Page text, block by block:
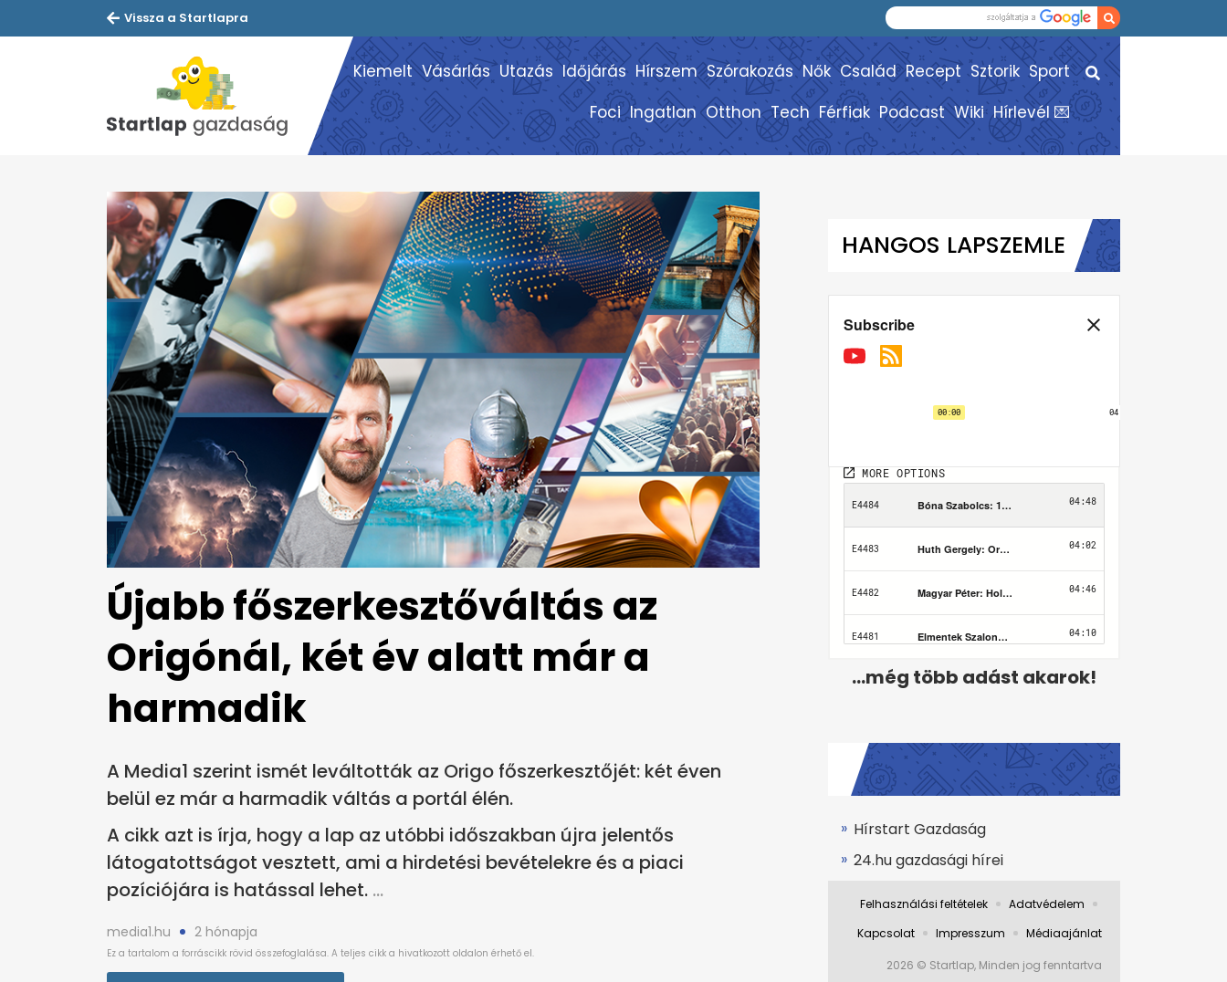
Vissza a Startlapra
Kiemelt Vásárlás Utazás Időjárás Hírszem Szórakozás Nők Család Recept Sztorik Sport
Foci Ingatlan Otthon Tech Férfiak Podcast Wiki Hírlevél 💌
Újabb főszerkesztőváltás az
Origónál, két év alatt már a
harmadik
A Media1 szerint ismét leváltották az Origo főszerkesztőjét: két éven
belül ez már a harmadik váltás a portál élén.
A cikk azt is írja, hogy a lap az utóbbi időszakban újra jelentős
látogatottságot vesztett, ami a hirdetési bevételekre és a piaci
pozíciójára is hatással lehet.
media1.hu 2 hónapja
HANGOS LAPSZEMLE
...még több adást akarok!
Hírstart Gazdaság
24.hu gazdasági hírei
Felhasználási feltételek
Adatvédelem
Kapcsolat
Impresszum Médiaajánlat
2026 © Startlap, Minden jog fenntartva